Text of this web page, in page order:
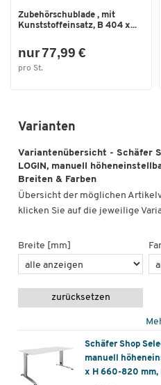
Zubehörschublade , mit
Kunststoffeinsatz, B 404 x...
nur 77,99 €
pro St.
Varianten
Variantenübersicht - Schäfer
LOGIN, manuell
Breiten & Farben
Übersicht der möglichen
klicken Sie auf die jeweilige
Breite [mm]
zurücksetzen
Schäfer Shop
manuell
x H 660-820